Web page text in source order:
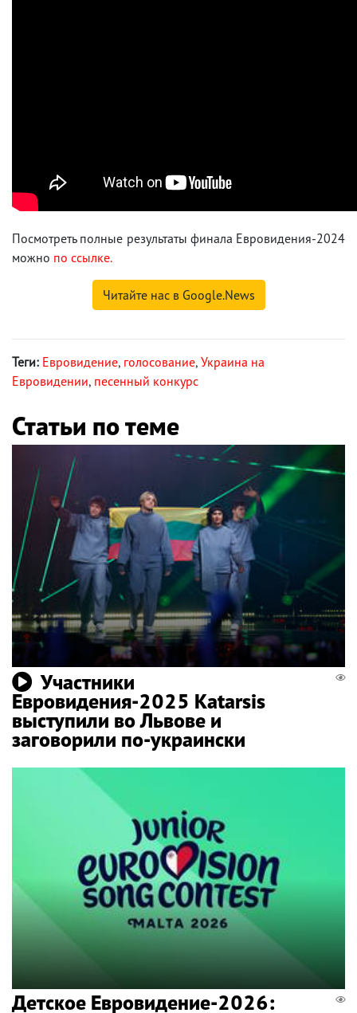
Посмотреть полные результаты финала Евровидения-2024
можно по ссылке.
Читайте нас в Google.News
Теги: Евровидение, голосование, Украина на
Евровидении, песенный конкурс
Статьи по теме
Участники
Евровидения-2025 Katarsis
выступили во Львове и
заговорили по-украински
Детское Евровидение-2026: